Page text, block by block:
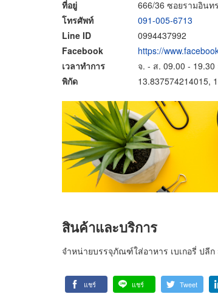
ที่อยู่
666/36 ซอยรามอินท
โทรศัพท์
091-005-6713
Line ID
0994437992
Facebook
https://
เวลาทำการ
จ. - ส. 09.00 -
พิกัด
13.837574214015,
สินค้าและบริการ
จำหน่ายบรรจุภัณฑ์ใส่อาหาร เบเกอรี่ ปลีก
แชร์ แชร์ Tweet